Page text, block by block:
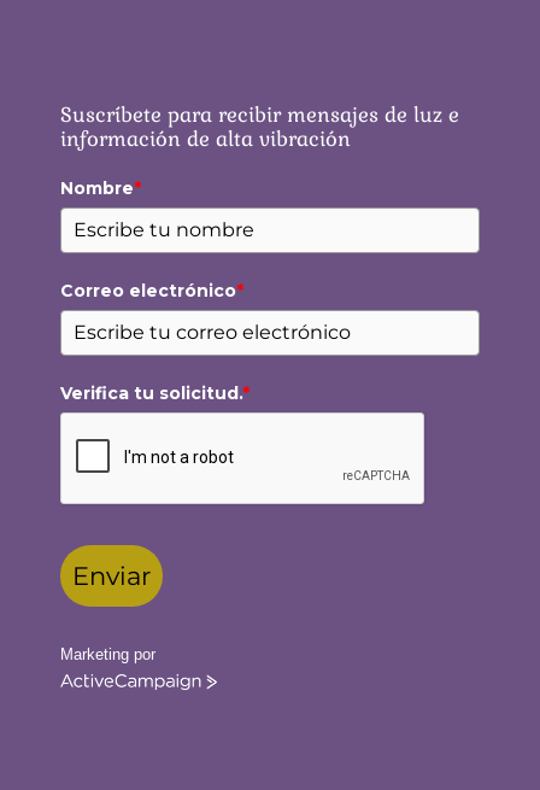
Suscríbete para recibir mensajes de luz e
información de alta vibración
Nombre*
Correo electrónico*
Verifica tu solicitud.*
Enviar
Marketing por
ActiveCampaign